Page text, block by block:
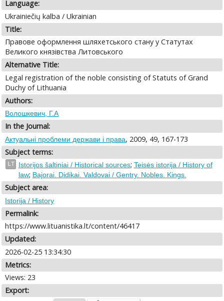
Language:
Ukrainiečių kalba / Ukrainian
Title:
Правове оформлення шляхетського стану у Статутах
Великого князівства Литовського
Alternative Title:
Legal registration of the noble consisting of Statuts of Grand
Duchy of Lithuania
Authors:
Волошкевич, Г.А
In the Journal:
Актуальні проблеми держави і права, 2009, 49, 167-173
Subject terms:
LT Istorijos šaltiniai / Historical sources; Teisės istorija / History of
law; Bajorai. Didikai. Valdovai / Gentry. Nobles. Kings.
Subject area:
Istorija / History
Permalink:
https://www.lituanistika.lt/content/46417
Updated:
2026-02-25 13:34:30
Metrics:
Views: 23
Export: